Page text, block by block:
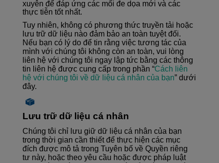
xuyên để đáp ứng các mối đe dọa mới và các
thực tiễn tốt nhất.
Tuy nhiên, không có phương thức truyền tải hoặc
lưu trữ dữ liệu nào đảm bảo an toàn tuyệt đối.
Nếu bạn có lý do để tin rằng việc tương tác của
mình với chúng tôi không còn an toàn, vui lòng
liên hệ với chúng tôi ngay lập tức bằng các thông
tin liên hệ được cung cấp trong phần “Cách liên
hệ với chúng tôi về dữ liệu cá nhân của bạn” dưới
đây.
Lưu trữ dữ liệu cá nhân
Chúng tôi chỉ lưu giữ dữ liệu cá nhân của bạn
trong thời gian cần thiết để thực hiện các mục
đích được mô tả trong Tuyên bố về Quyền riêng
tư này, hoặc theo yêu cầu hoặc được pháp luật